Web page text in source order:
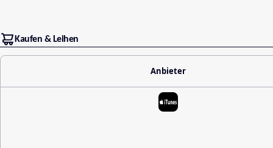
Kaufen & Leihen
Anbieter